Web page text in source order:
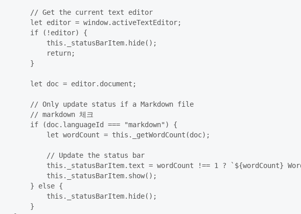
// Get the current text editor
let editor = window.activeTextEditor;
if (!editor) {
this._statusBarItem.hide();
return;
}
let doc = editor.document;
// Only update status if a Markdown file
// markdown 체크
if (doc.languageId === "markdown") {
let wordCount = this._getWordCount(doc);
// Update the status bar
this._statusBarItem.text = wordCount !== 1 ? `${wordCount}
this._statusBarItem.show();
} else {
this._statusBarItem.hide();
}